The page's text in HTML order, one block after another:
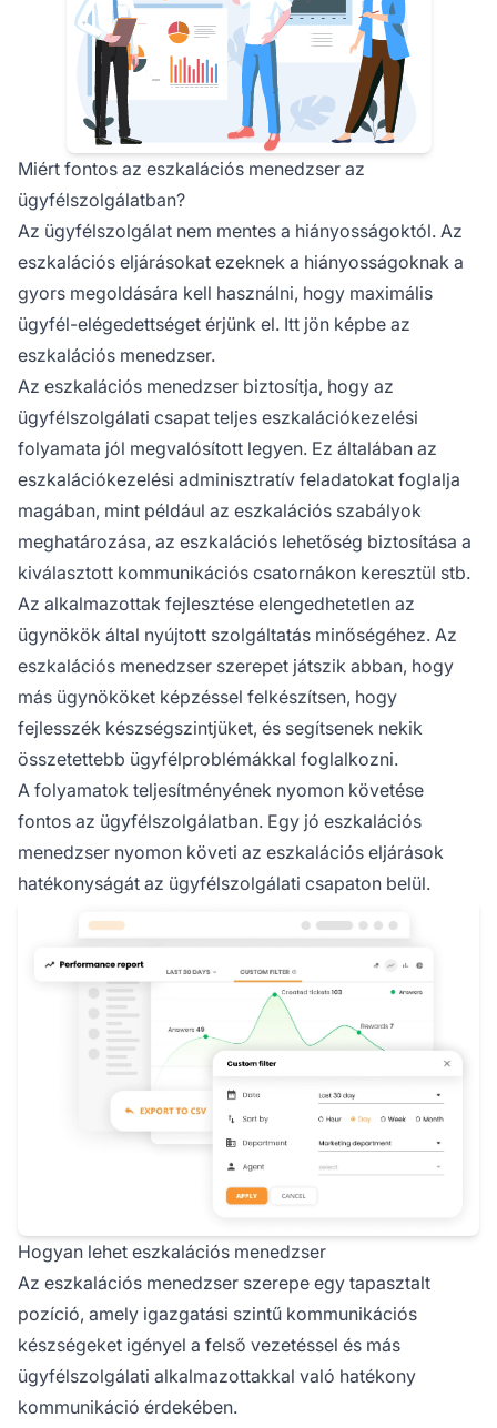
Miért fontos az eszkalációs menedzser az
ügyfélszolgálatban?
Az ügyfélszolgálat nem mentes a hiányosságoktól. Az
eszkalációs eljárásokat ezeknek a hiányosságoknak a
gyors megoldására kell használni, hogy maximális
ügyfél-elégedettséget érjünk el. Itt jön képbe az
eszkalációs menedzser.
Az eszkalációs menedzser biztosítja, hogy az
ügyfélszolgálati csapat teljes eszkalációkezelési
folyamata jól megvalósított legyen. Ez általában az
eszkalációkezelési adminisztratív feladatokat foglalja
magában, mint például az eszkalációs szabályok
meghatározása, az eszkalációs lehetőség biztosítása a
kiválasztott kommunikációs csatornákon keresztül stb.
Az alkalmazottak fejlesztése elengedhetetlen az
ügynökök által nyújtott szolgáltatás minőségéhez. Az
eszkalációs menedzser szerepet játszik abban, hogy
más ügynököket képzéssel felkészítsen, hogy
fejlesszék készségszintjüket, és segítsenek nekik
összetettebb ügyfélproblémákkal foglalkozni.
A folyamatok teljesítményének nyomon követése
fontos az ügyfélszolgálatban. Egy jó eszkalációs
menedzser nyomon követi az eszkalációs eljárások
hatékonyságát az ügyfélszolgálati csapaton belül.
Hogyan lehet eszkalációs menedzser
Az eszkalációs menedzser szerepe egy tapasztalt
pozíció, amely igazgatási szintű kommunikációs
készségeket igényel a felső vezetéssel és más
ügyfélszolgálati alkalmazottakkal való hatékony
kommunikáció érdekében.